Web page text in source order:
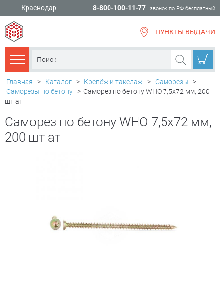
Краснодар 8-800-100-11-77 звонок по РФ бесплатный
ПУНКТЫ ВЫДАЧИ
Каталог товаров
Главная > Каталог > Крепёж и такелаж > Саморезы
>
Саморезы по бетону > Саморез по бетону WHO 7,5х72 мм, 200
шт ат
Саморез по бетону WHO 7,5х72 мм,
200 шт ат